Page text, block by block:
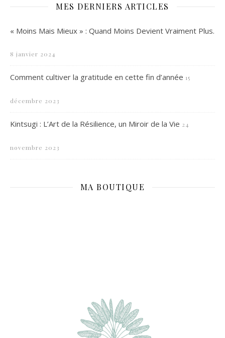
MES DERNIERS ARTICLES
« Moins Mais Mieux » : Quand Moins Devient Vraiment Plus.
8 janvier 2024
Comment cultiver la gratitude en cette fin d’année 15
décembre 2023
Kintsugi : L’Art de la Résilience, un Miroir de la Vie 24
novembre 2023
MA BOUTIQUE